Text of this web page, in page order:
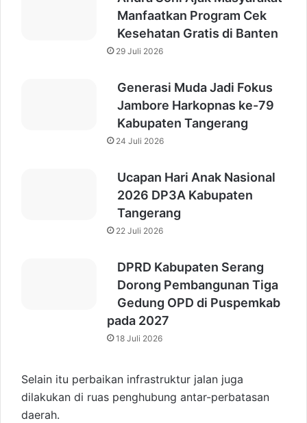
Manfaatkan Program Cek
Kesehatan Gratis di Banten
29 Juli 2026
Generasi Muda Jadi Fokus
Jambore Harkopnas ke-79
Kabupaten Tangerang
24 Juli 2026
Ucapan Hari Anak Nasional
2026 DP3A Kabupaten
Tangerang
22 Juli 2026
DPRD Kabupaten Serang
Dorong Pembangunan Tiga
Gedung OPD di Puspemkab
pada 2027
18 Juli 2026
Selain itu perbaikan infrastruktur jalan juga
dilakukan di ruas penghubung antar-perbatasan
daerah.